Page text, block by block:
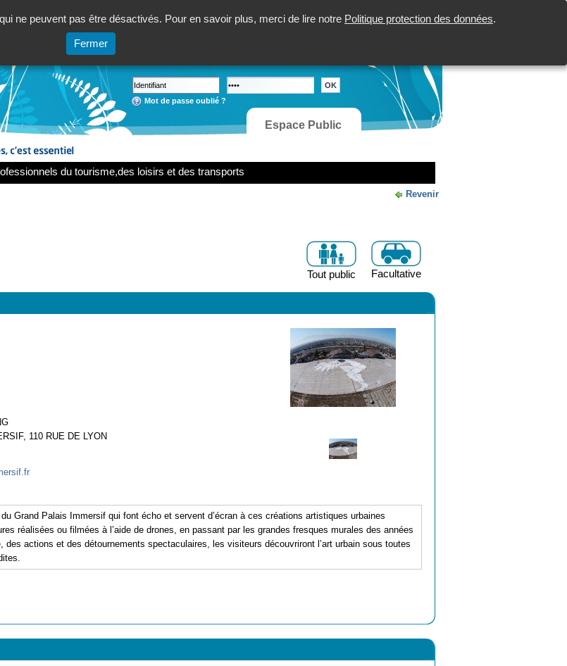
ne peuvent pas être désactivés. Pour en savoir plus, merci de lire notre Politique protection des données.
Fermer
Mot de passe oublié ?
Espace Public
du tourisme,des loisirs et des transports
Revenir
Facultative
Tout public
110 RUE DE LYON
Grand Palais Immersif qui font écho et servent d’écran à ces créations artistiques urbaines
réalisées ou filmées à l’aide de drones, en passant par les grandes fresques murales des années
actions et des détournements spectaculaires, les visiteurs découvriront l’art urbain sous toutes